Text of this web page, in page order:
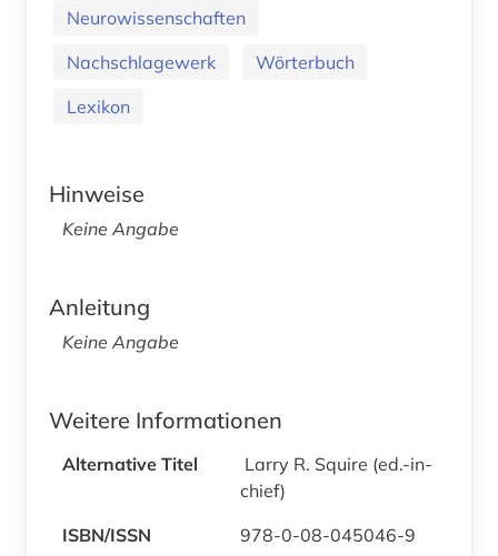
Neurowissenschaften
Nachschlagewerk
Wörterbuch
Lexikon
Hinweise
Keine Angabe
Anleitung
Keine Angabe
Weitere Informationen
Alternative Titel
Larry R. Squire (ed.-in-
chief)
ISBN/ISSN
978-0-08-045046-9